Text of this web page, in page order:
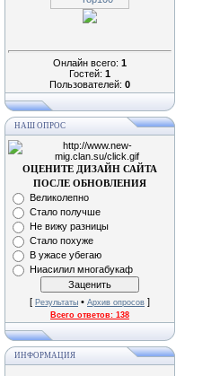
Онлайн всего: 1
Гостей: 1
Пользователей: 0
НАШ ОПРОС
ОЦЕНИТЕ ДИЗАЙН САЙТА
ПОСЛЕ ОБНОВЛЕНИЯ
Великолепно
Стало получше
Не вижу разницы
Стало похуже
В ужасе убегаю
Ниасилил многабукаф
[ Результаты • Архив опросов ]
Всего ответов: 138
ИНФОРМАЦИЯ